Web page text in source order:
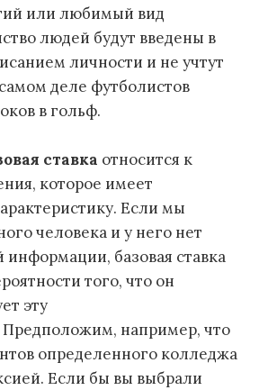
или любимый вид
людей будут введены в
личности и не учтут
деле футболистов
в гольф.
ставка относится к
которое имеет
Если мы
человека и у него нет
базовая ставка
того, что он
эту
Предположим, например, что
определенного колледжа
Если бы вы выбрали